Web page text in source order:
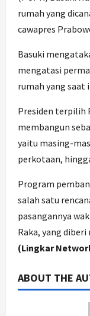
rumah yang
cawapres
Basuki
mengatasi
rumah yang saat
Presiden terpilih
membangun
yaitu masing-
perkotaan,
Program
salah satu
pasangannya
Raka, yang
(Lingkar
ABOUT THE